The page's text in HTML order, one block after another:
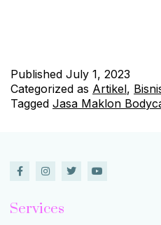
Published July 1, 2023
Categorized as Artikel,
Tagged Jasa Maklon
Services